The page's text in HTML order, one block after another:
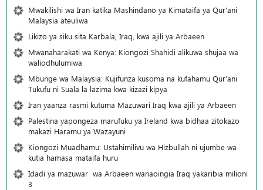
Mwakilishi wa Iran katika Mashindano ya Kimataifa ya Qur’ani
Malaysia ateuliwa
Likizo ya siku sita Karbala, Iraq, kwa ajili ya Arbaeen
Mwanaharakati wa Kenya: Kiongozi Shahidi alikuwa shujaa wa
waliodhulumiwa
Mbunge wa Malaysia: Kujifunza kusoma na kufahamu Qur’ani
Tukufu ni Suala la lazima kwa kizazi kipya
Iran yaanza rasmi kutuma Mazuwari Iraq kwa ajili ya Arbaeen
Palestina yapongeza marufuku ya Ireland kwa bidhaa zitokazo
makazi Haramu ya Wazayuni
Kiongozi Muadhamu: Ustahimilivu wa Hizbullah ni ujumbe wa
kutia hamasa mataifa huru
Idadi ya mazuwar wa Arbaeen wanaoingia Iraq yakaribia milioni
3